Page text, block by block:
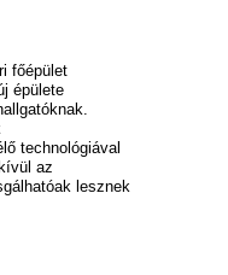
főépület
épülete
technológiával
az
lesznek